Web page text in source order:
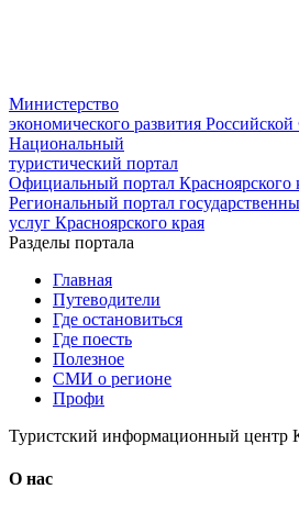
Министерство
экономического развития
Национальный
туристический портал
Официальный портал Красноярского
Региональный портал
услуг Красноярского края
Разделы портала
Главная
Путеводители
Где остановиться
Где поесть
Полезное
СМИ о регионе
Профи
Туристский информационный центр
О нас